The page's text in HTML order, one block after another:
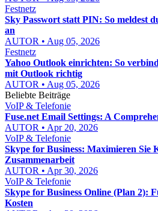
Festnetz
Sky Passwort statt PIN: So meldest
an
AUTOR • Aug 05, 2026
Festnetz
Yahoo Outlook einrichten: So
mit Outlook richtig
AUTOR • Aug 05, 2026
Beliebte Beiträge
VoIP & Telefonie
Fuse.net Email Settings: A
AUTOR • Apr 20, 2026
VoIP & Telefonie
Skype for Business: Maximieren Sie
Zusammenarbeit
AUTOR • Apr 30, 2026
VoIP & Telefonie
Skype for Business Online (Plan 2):
Kosten